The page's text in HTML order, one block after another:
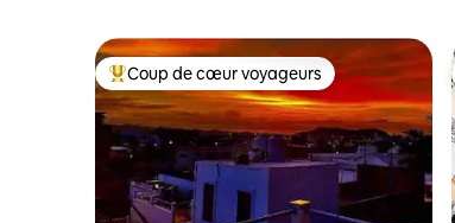
Coups de cœur voyageurs les plus appréciés
Coup de cœur voyageurs